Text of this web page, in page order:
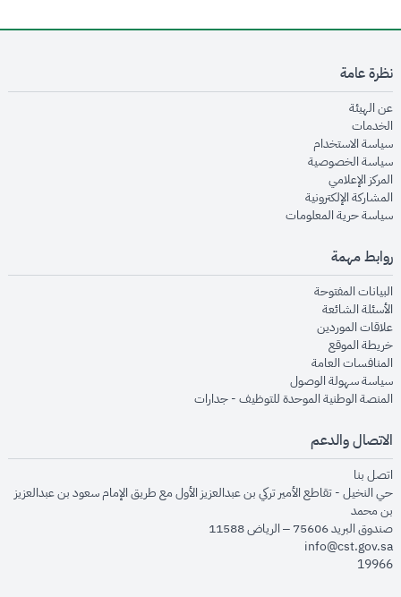
نظرة عامة
عن الهيئةopens in new window
الخدماتopens in new window
سياسة الاستخدام
سياسة الخصوصيةopens in new window
المركز الإعلاميopens in new window
المشاركة الإلكترونيةopens in new window
سياسة حرية المعلوماتopens in new window
روابط مهمة
البيانات المفتوحةopens in new window
الأسئلة الشائعةopens in new window
علاقات الموردينopens in new window
خريطة الموقعopens in new window
المنافسات العامةopens in new window
سياسة سهولة الوصولopens in new window
المنصة الوطنية الموحدة للتوظيف - جداراتopens in new window
الاتصال والدعم
اتصل بنا
حي النخيل - تقاطع الأمير تركي بن عبدالعزيز الأول مع طريق الإمام سعود بن عبدالعزيز
بن محمد
صندوق البريد 75606 – الرياض 11588
info@cst.gov.sa
19966